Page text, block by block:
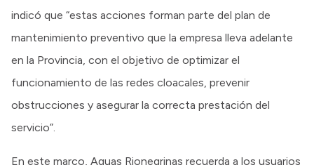
indicó que “estas acciones forman parte del plan de
mantenimiento preventivo que la empresa lleva adelante
en la Provincia, con el objetivo de optimizar el
funcionamiento de las redes cloacales, prevenir
obstrucciones y asegurar la correcta prestación del
servicio”.
En este marco, Aguas Rionegrinas recuerda a los usuarios